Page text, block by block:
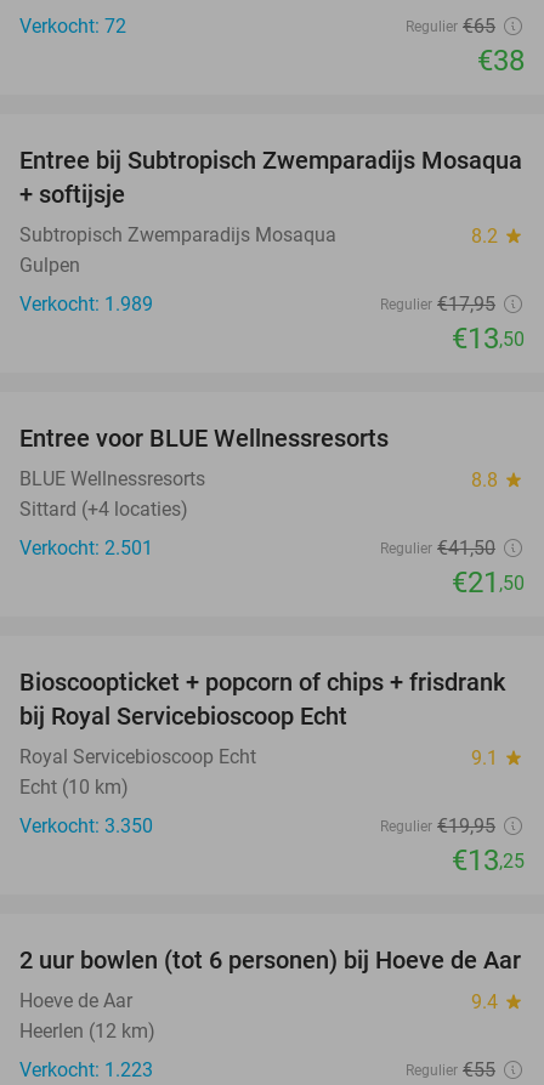
Verkocht: 72
Regulier €65
€38
25%
Entree bij Subtropisch Zwemparadijs Mosaqua
+ softijsje
Subtropisch Zwemparadijs Mosaqua 8.2 star
Gulpen
Verkocht: 1.989
Regulier €17,95
€13,50
Entree voor BLUE Wellnessresorts
BLUE Wellnessresorts 8.8 star
Sittard (+4 locaties)
Verkocht: 2.501
Regulier €41,50
€21 ,50
34%
Bioscoopticket + popcorn of chips + frisdrank
bij Royal Servicebioscoop Echt
Royal Servicebioscoop Echt 9.1 star
Echt (10 km)
Verkocht: 3.350
Regulier €19,95
€13,25
50%
2 uur bowlen (tot 6 personen) bij Hoeve de Aar
Hoeve de Aar 9.4 star
Heerlen (12 km)
Verkocht: 1.223
Regulier €55